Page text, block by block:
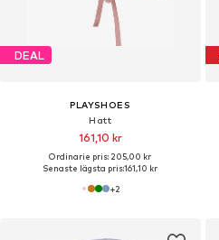
DEAL
PLAYSHOES
Hatt
161,10 kr
Ordinarie pris: 205,00 kr
Senaste lägsta pris:161,10 kr
+2